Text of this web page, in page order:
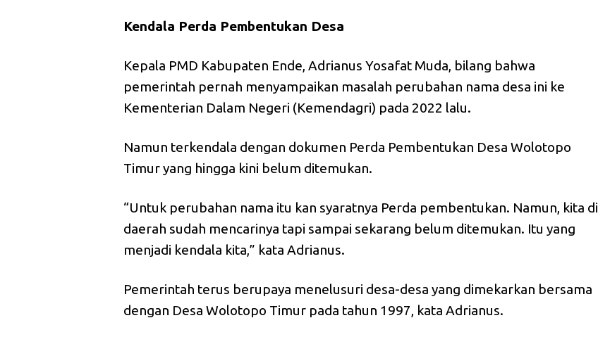
Kendala Perda Pembentukan Desa
Kepala PMD Kabupaten Ende, Adrianus Yosafat Muda, bilang bahwa
pemerintah pernah menyampaikan masalah perubahan nama desa ini ke
Kementerian Dalam Negeri (Kemendagri) pada 2022 lalu.
Namun terkendala dengan dokumen Perda Pembentukan Desa Wolotopo
Timur yang hingga kini belum ditemukan.
“Untuk perubahan nama itu kan syaratnya Perda pembentukan. Namun, kita di
daerah sudah mencarinya tapi sampai sekarang belum ditemukan. Itu yang
menjadi kendala kita,” kata Adrianus.
Pemerintah terus berupaya menelusuri desa-desa yang dimekarkan bersama
dengan Desa Wolotopo Timur pada tahun 1997, kata Adrianus.